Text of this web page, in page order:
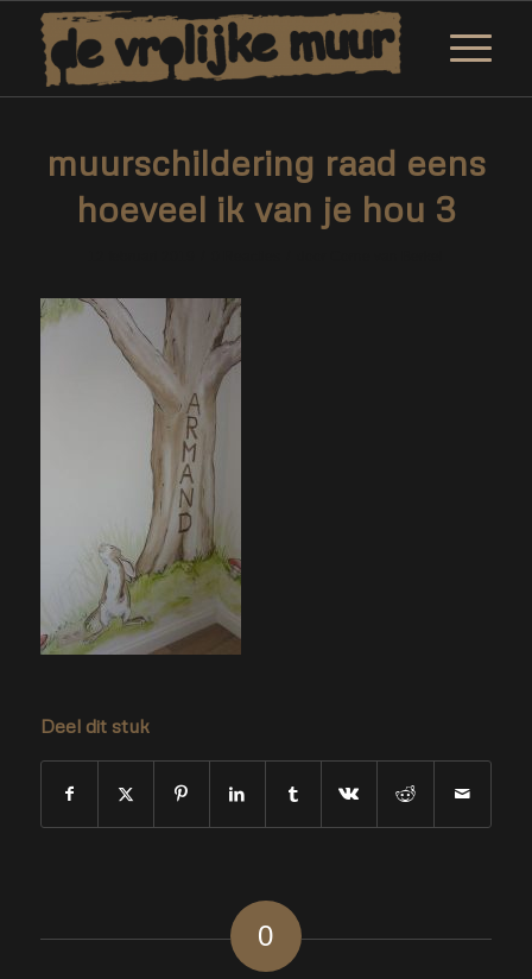
muurschildering raad eens
hoeveel ik van je hou 3
Deel dit stuk
0